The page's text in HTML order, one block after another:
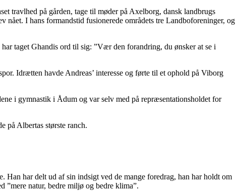
travlhed på gården, tage til møder på Axelborg, dansk landbrugs
I hans formandstid fusionerede områdets tre Landboforeninger, og
taget Ghandis ord til sig: ”Vær den forandring, du ønsker at se i
Idrætten havde Andreas’ interesse og førte til et ophold på Viborg
i gymnastik i Ådum og var selv med på repræsentationsholdet for
på Albertas største ranch.
Han har delt ud af sin indsigt ved de mange foredrag, han har holdt om
”mere natur, bedre miljø og bedre klima”.